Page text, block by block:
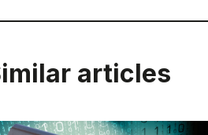
articles